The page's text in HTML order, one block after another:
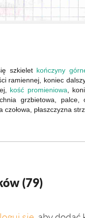
szkielet kończyny
ramiennej, koniec
kość promieniowa ,
grzbietowa, palce,
czołowa, płaszczyzna
(79)